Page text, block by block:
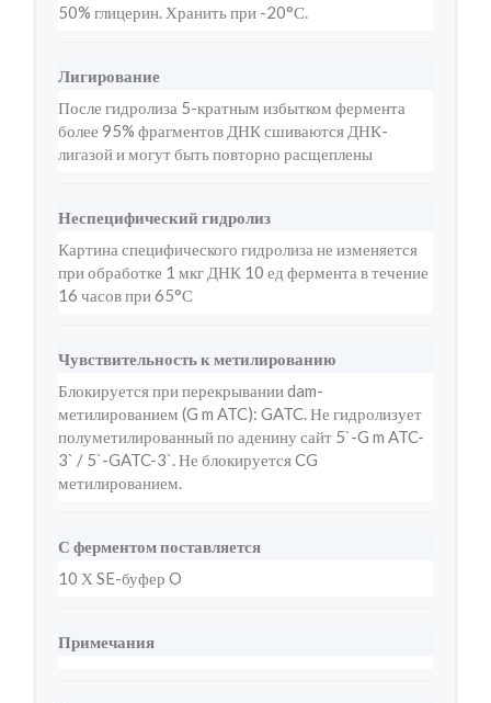
50% глицерин. Хранить при -20°С.
Лигирование
После гидролиза 5-кратным избытком фермента
более 95% фрагментов ДНК сшиваются ДНК-
лигазой и могут быть повторно расщеплены
Неспецифический гидролиз
Картина специфического гидролиза не изменяется
при обработке 1 мкг ДНК 10 ед фермента в течение
16 часов при 65°С
Чувствительность к метилированию
Блокируется при перекрывании dam-
метилированием (G m ATC): GATC. Не гидролизует
полуметилированный по аденину сайт 5`-G m ATC-
3` / 5`-GATC-3`. Не блокируется CG
метилированием.
С ферментом поставляется
10 Х SE-буфер O
Примечания